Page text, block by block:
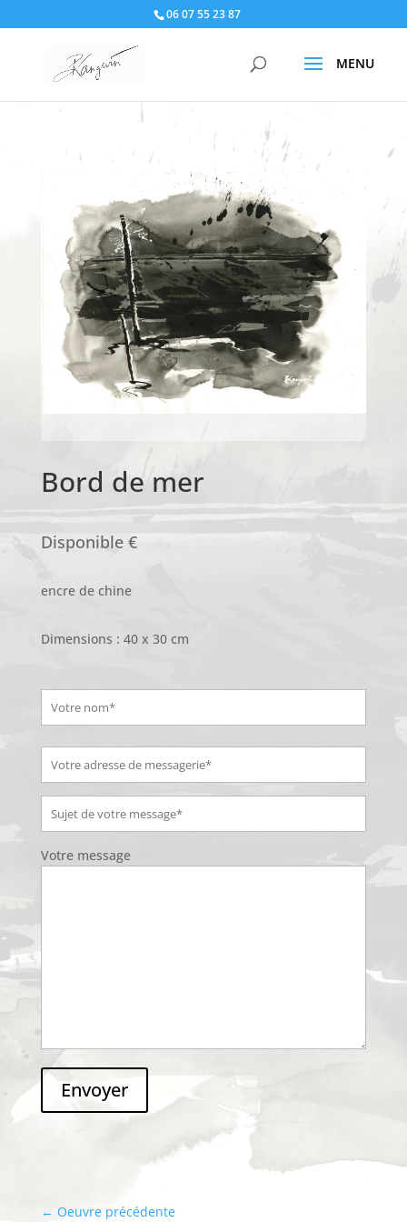
06 07 55 23 87
Bord de mer
Disponible €
encre de chine
Dimensions : 40 x 30 cm
Votre message
Envoyer
← Oeuvre précédente